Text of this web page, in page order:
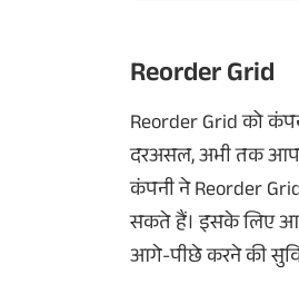
Reorder Grid
Reorder Grid को
दरअसल, अभी तक
कंपनी ने Reorder
सकते हैं। इसके लिए
आगे-पीछे करने की